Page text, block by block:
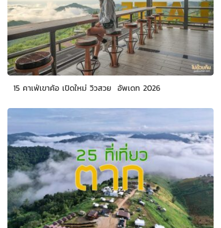
15 คาเฟ่เขาค้อ เปิดใหม่ วิวสวย อัพเดท 2026